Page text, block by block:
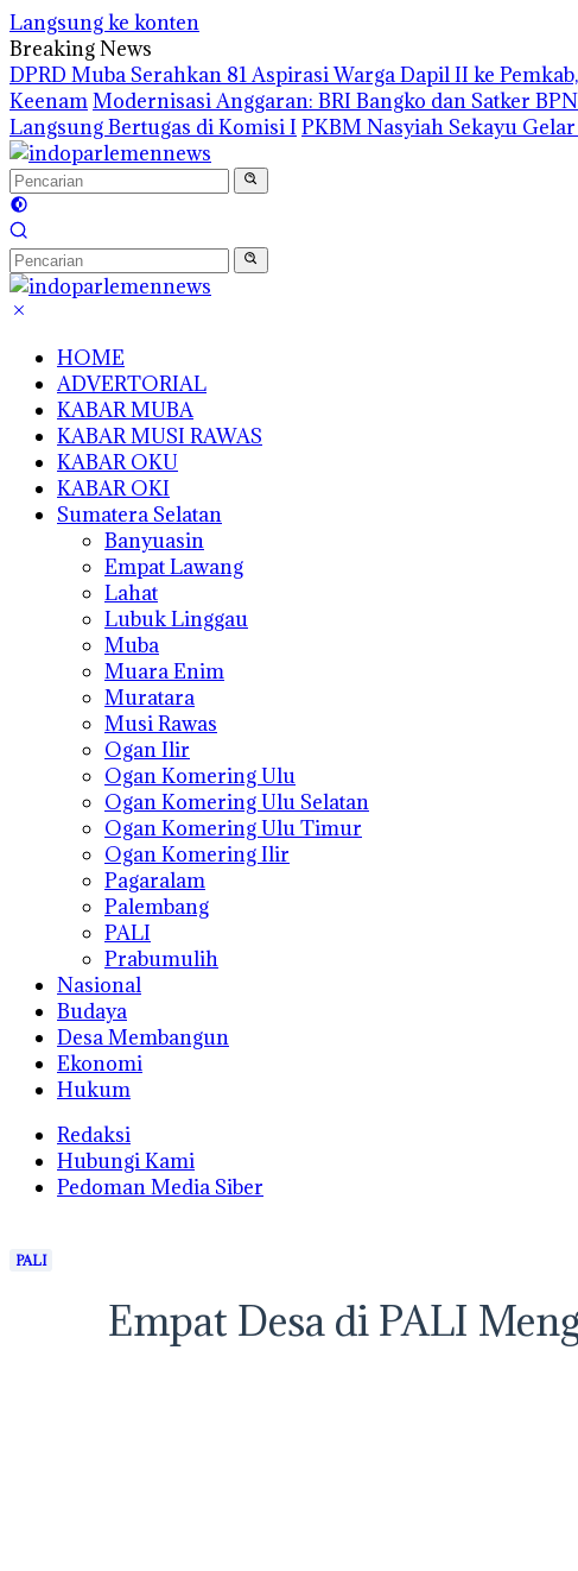
Langsung ke konten
Breaking News
DPRD Muba Serahkan 81 Aspirasi Warga Dapil II ke
KeenamModernisasi Anggaran: BRI Bangko dan Satker
Langsung Bertugas di Komisi I PKBM Nasyiah Sekayu
HOME
ADVERTORIAL
KABAR MUBA
KABAR MUSI RAWAS
KABAR OKU
KABAR OKI
Sumatera Selatan
Banyuasin
Empat Lawang
Lahat
Lubuk Linggau
Muba
Muara Enim
Muratara
Musi Rawas
Ogan Ilir
Ogan Komering Ulu
Ogan Komering Ulu Selatan
Ogan Komering Ulu Timur
Ogan Komering Ilir
Pagaralam
Palembang
PALI
Prabumulih
Nasional
Budaya
Desa Membangun
Ekonomi
Hukum
Redaksi
Hubungi Kami
Pedoman Media Siber
PALI
Empat Desa di PALI